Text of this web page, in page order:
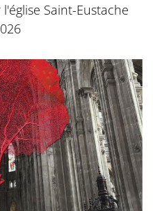
Saint-Eustache